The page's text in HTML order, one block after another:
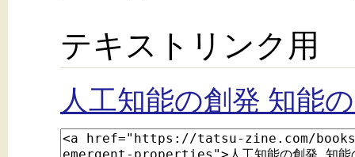
テキストリンク用
人工知能の創発 知能